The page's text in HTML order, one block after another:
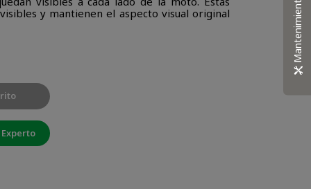
y mantienen el aspecto visual original
Mantenimiento